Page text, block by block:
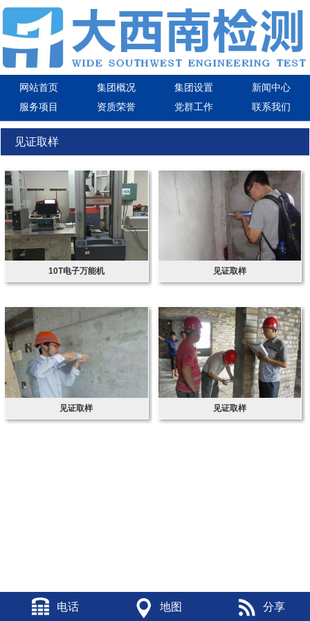
网站首页 集团概况 集团设置
新闻中心
服务项目
资质荣誉 党群工作 联系我们
见证取样
10T电子万能机 见证取样
见证取样 见证取样
电话 地图 分享